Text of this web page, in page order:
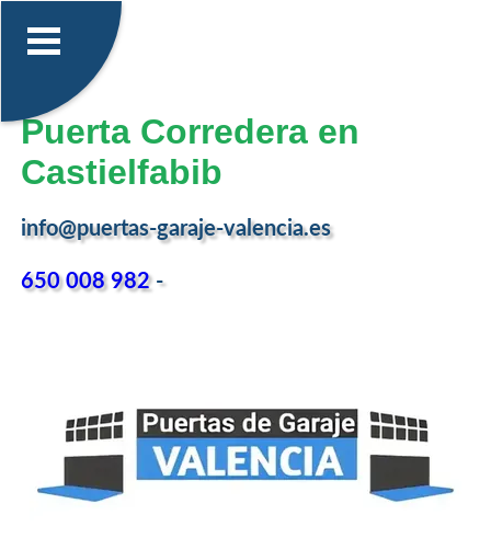
Puerta Corredera en
Castielfabib
info@puertas-garaje-valencia.es
650 008 982-